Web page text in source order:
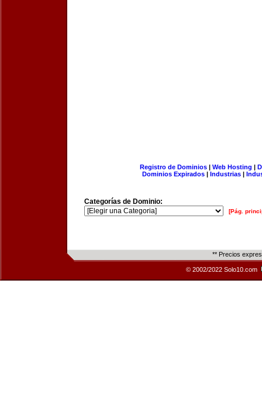
Registro de Dominios| Web Hosting |
Dominios Expirados | Industrias |
Categorías de Dominio:
[Pág.
** Precios
© 2002/2022 Solo10.com